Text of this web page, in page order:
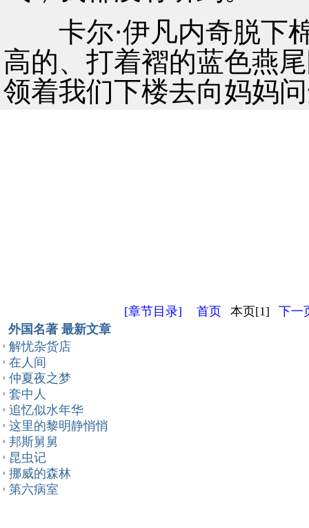
卡尔·伊凡内奇脱下
高的、打着褶的蓝色燕
领着我们下楼去向妈妈
[章节目录] 首页 本页[1]
下一
外国名著 最新文章
解忧杂货店
在人间
仲夏夜之梦
套中人
追忆似水年华
这里的黎明静悄悄
邦斯舅舅
昆虫记
挪威的森林
第六病室